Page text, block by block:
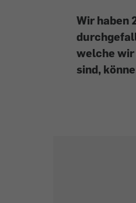
Wir haben
welche wir
sind,